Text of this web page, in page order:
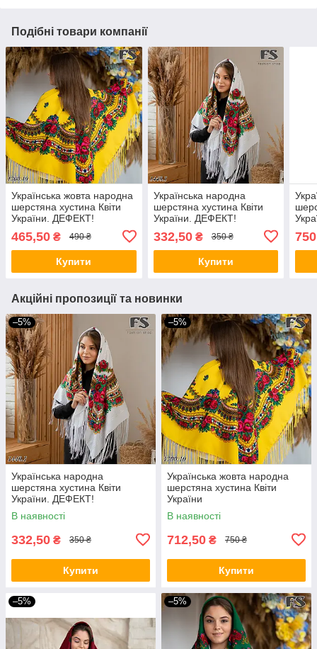
Подібні товари компанії
Українська жовта народна
шерстяна хустина Квіти
України. ДЕФЕКТ!
465,50 ₴ 490 ₴
Купити
Українська народна
шерстяна хустина Квіти
України. ДЕФЕКТ!
332,50₴ 350 ₴
Купити
Акційні пропозиції та новинки
–5%
Українська народна
шерстяна хустина Квіти
України. ДЕФЕКТ!
В наявності
332,50 ₴ 350 ₴
Купити
–5%
Українська жовта народна
шерстяна хустина Квіти
України
В наявності
712,50 ₴ 750 ₴
Купити
–5% –5%